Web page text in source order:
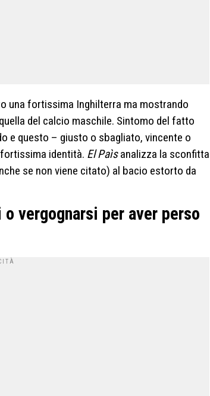
una fortissima Inghilterra ma mostrando
del calcio maschile. Sintomo del fatto
e questo – giusto o sbagliato, vincente o
identità. El Paìsanalizza la sconfitta
se non viene citato) al bacio estorto da
o vergognarsi per aver perso